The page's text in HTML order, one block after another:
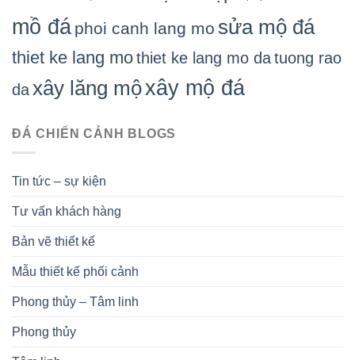
mồ đá phoi canh lang mo sửa mộ đá
thiet ke lang mothiet ke lang mo datuong rao
daxây lăng mộxây mộ đá
ĐÁ CHIẾN CẢNH BLOGS
Tin tức – sự kiện
Tư vấn khách hàng
Bản vẽ thiết kế
Mẫu thiết kế phối cảnh
Phong thủy – Tâm linh
Phong thủy